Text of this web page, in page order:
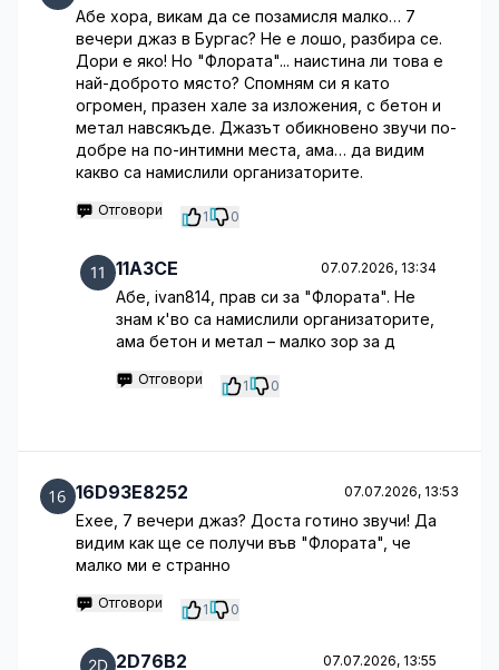
Абе хора, викам да се позамисля малко… 7
вечери джаз в Бургас? Не е лошо, разбира се.
Дори е яко! Но "Флората"... наистина ли това е
най-доброто място? Спомням си я като
огромен, празен хале за изложения, с бетон и
метал навсякъде. Джазът обикновено звучи по-
добре на по-интимни места, ама… да видим
какво са намислили организаторите.
Отговори 1 0
11A3CE 07.07.2026, 13:34
Абе, ivan814, прав си за "Флората". Не
знам к'во са намислили организаторите,
ама бетон и метал – малко зор за д
Отговори 1 0
16D93E8252 07.07.2026, 13:53
Ехее, 7 вечери джаз? Доста готино звучи! Да
видим как ще се получи във "Флората", че
малко ми е странно
Отговори 1 0
2D76B2 07.07.2026, 13:55